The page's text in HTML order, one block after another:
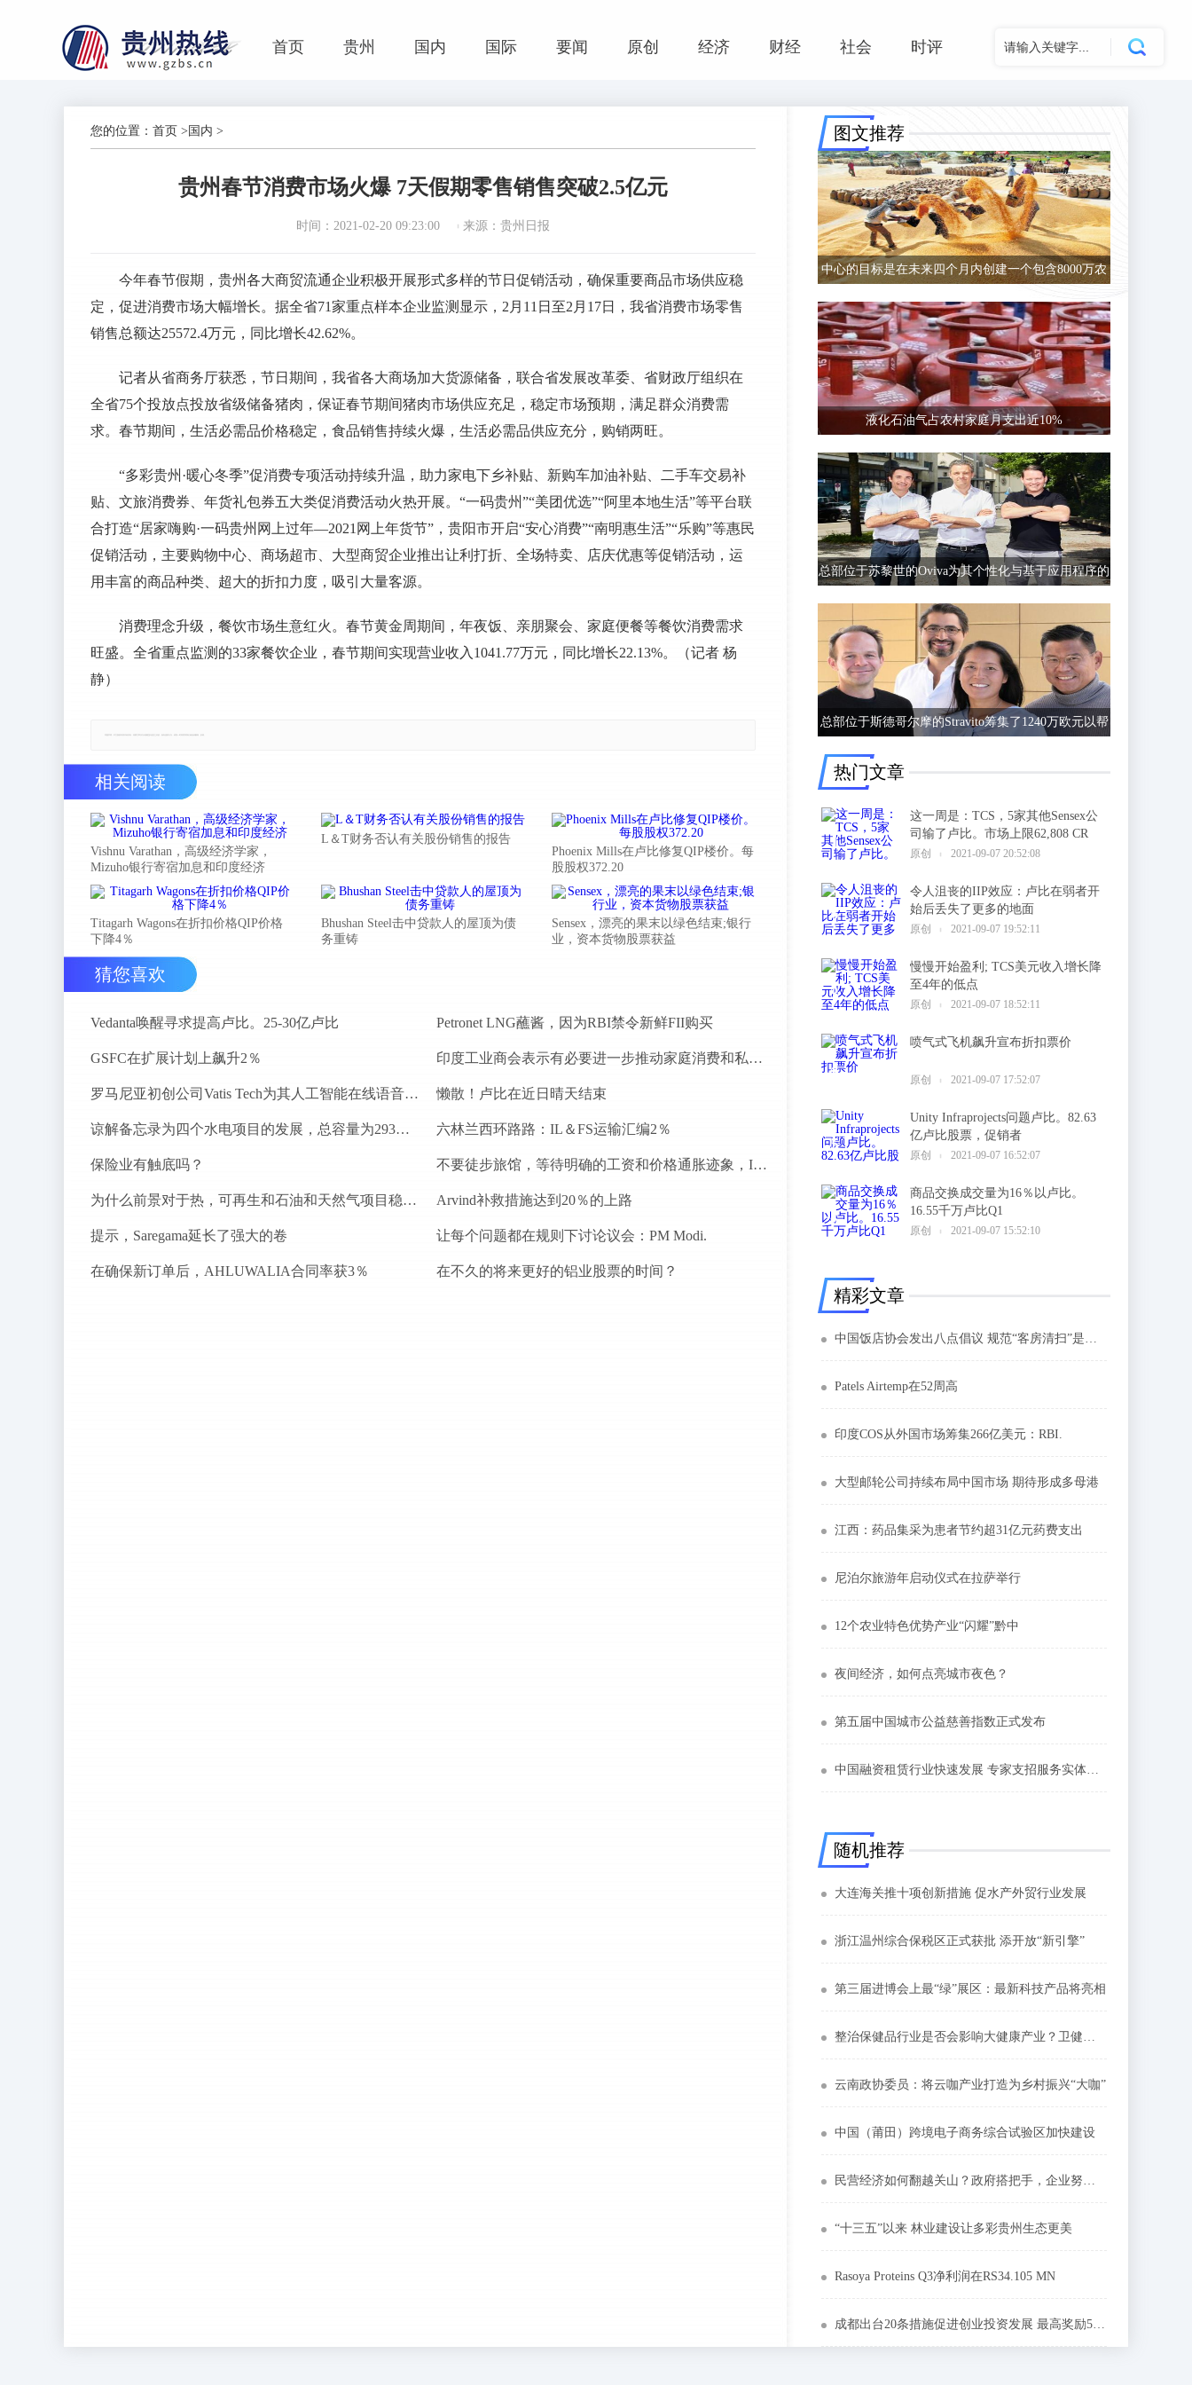
首页 贵州 国内 国际 要闻 原创 经济 财经 社会 时评
您的位置： 首页 > 国内 >
贵州春节消费市场火爆 7天假期零售销售突破2.5亿元
时间：2021-02-20 09:23:00 来源：贵州日报
今年春节假期，贵州各大商贸流通企业积极开展形式多样的节日促销活动，确保重要商品市场供应稳
定，促进消费市场大幅增长。据全省71家重点样本企业监测显示，2月11日至2月17日，我省消费市场零售
销售总额达25572.4万元，同比增长42.62%。
记者从省商务厅获悉，节日期间，我省各大商场加大货源储备，联合省发展改革委、省财政厅组织在
全省75个投放点投放省级储备猪肉，保证春节期间猪肉市场供应充足，稳定市场预期，满足群众消费需
求。春节期间，生活必需品价格稳定，食品销售持续火爆，生活必需品供应充分，购销两旺。
“多彩贵州·暖心冬季”促消费专项活动持续升温，助力家电下乡补贴、新购车加油补贴、二手车交易补
贴、文旅消费券、年货礼包券五大类促消费活动火热开展。“一码贵州”“美团优选”“阿里本地生活”等平台联
合打造“居家嗨购·一码贵州网上过年—2021网上年货节”，贵阳市开启“安心消费”“南明惠生活”“乐购”等惠民
促销活动，主要购物中心、商场超市、大型商贸企业推出让利打折、全场特卖、店庆优惠等促销活动，运
用丰富的商品种类、超大的折扣力度，吸引大量客源。
消费理念升级，餐饮市场生意红火。春节黄金周期间，年夜饭、亲朋聚会、家庭便餐等餐饮消费需求
旺盛。全省重点监测的33家餐饮企业，春节期间实现营业收入1041.77万元，同比增长22.13%。（记者 杨
静）
相关阅读
Vishnu Varathan，高级经济学家，
Mizuho银行寄宿加息和印度经济
L＆T财务否认有关股份销售的报告
Phoenix Mills在卢比修复QIP楼价。每
股股权372.20
Titagarh Wagons在折扣价格QIP价格
下降4％
Bhushan Steel击中贷款人的屋顶为债
务重铸
Sensex，漂亮的果末以绿色结束;银行
业，资本货物股票获益
猜您喜欢
Vedanta唤醒寻求提高卢比。25-30亿卢比 Petronet LNG蘸酱，因为RBI禁令新鲜FII购买
GSFC在扩展计划上飙升2％ 印度工业商会表示有必要进一步推动家庭消费和私人投资
罗马尼亚初创公司Vatis Tech为其人工智能在线语音识别平台筹集了20万欧元 懒散！卢比在近日晴天结束
谅解备忘录为四个水电项目的发展，总容量为293兆瓦 六林兰西环路路：IL＆FS运输汇编2％
保险业有触底吗？ 不要徒步旅馆，等待明确的工资和价格通胀迹象，IMF告诉喂养
为什么前景对于热，可再生和石油和天然气项目稳定？ Arvind补救措施达到20％的上路
提示，Saregama延长了强大的卷 让每个问题都在规则下讨论议会：PM Modi.
在确保新订单后，AHLUWALIA合同率获3％ 在不久的将来更好的铝业股票的时间？
图文推荐
中心的目标是在未来四个月内创建一个包含8000万农
液化石油气占农村家庭月支出近10%
总部位于苏黎世的Oviva为其个性化与基于应用程序的
总部位于斯德哥尔摩的Stravito筹集了1240万欧元以帮
热门文章
这一周是：TCS，5家其他Sensex公
司输了卢比。市场上限62,808 CR
原创 2021-09-07 20:52:08
1
令人沮丧的IIP效应：卢比在弱者开
始后丢失了更多的地面
原创 2021-09-07 19:52:11
2
慢慢开始盈利; TCS美元收入增长降
至4年的低点
原创 2021-09-07 18:52:11
3
喷气式飞机飙升宣布折扣票价
原创 2021-09-07 17:52:07
4
Unity Infraprojects问题卢比。82.63
亿卢比股票，促销者
原创 2021-09-07 16:52:07
5
商品交换成交量为16％以卢比。
16.55千万卢比Q1
原创 2021-09-07 15:52:10
6
精彩文章
中国饭店协会发出八点倡议 规范“客房清扫”是重点
Patels Airtemp在52周高
印度COS从外国市场筹集266亿美元：RBI.
大型邮轮公司持续布局中国市场 期待形成多母港
江西：药品集采为患者节约超31亿元药费支出
尼泊尔旅游年启动仪式在拉萨举行
12个农业特色优势产业“闪耀”黔中
夜间经济，如何点亮城市夜色？
第五届中国城市公益慈善指数正式发布
中国融资租赁行业快速发展 专家支招服务实体经济
随机推荐
大连海关推十项创新措施 促水产外贸行业发展
浙江温州综合保税区正式获批 添开放“新引擎”
第三届进博会上最“绿”展区：最新科技产品将亮相
整治保健品行业是否会影响大健康产业？卫健委回应
云南政协委员：将云咖产业打造为乡村振兴“大咖”
中国（莆田）跨境电子商务综合试验区加快建设
民营经济如何翻越关山？政府搭把手，企业努把力
“十三五”以来 林业建设让多彩贵州生态更美
Rasoya Proteins Q3净利润在RS34.105 MN
成都出台20条措施促进创业投资发展 最高奖励5000万元